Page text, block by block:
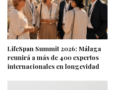
LifeSpan Summit 2026: Málaga
reunirá a más de 400 expertos
internacionales en longevidad